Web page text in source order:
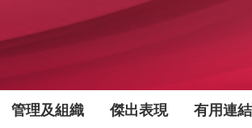
管理及組織 傑出表現 有用連結